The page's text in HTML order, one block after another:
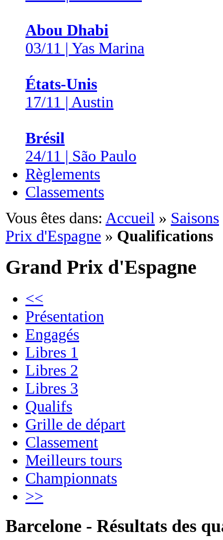
Abou Dhabi
03/11 | Yas Marina
États-Unis
17/11 | Austin
Brésil
24/11 | São Paulo
Règlements
Classements
Vous êtes dans: Accueil » Saisons
Prix d'Espagne » Qualifications
Grand Prix d'Espagne
<<
Présentation
Engagés
Libres 1
Libres 2
Libres 3
Qualifs
Grille de départ
Classement
Meilleurs tours
Championnats
>>
Barcelone - Résultats des